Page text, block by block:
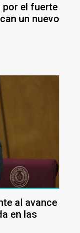
por el fuerte
un nuevo
al avance
en las